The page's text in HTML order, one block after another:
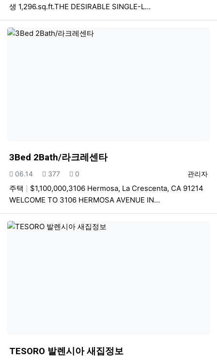
생 1,296.sq.ft.THE DESIRABLE SINGLE-L…
3Bed 2Bath/라크레센타
등록자
관리자
등록일
06.14 조회
377 추천
0
주택
$1,100,000,3106 Hermosa, La Crescenta, CA 91214
WELCOME TO 3106 HERMOSA AVENUE IN…
TESORO 발렌시아 새집정보